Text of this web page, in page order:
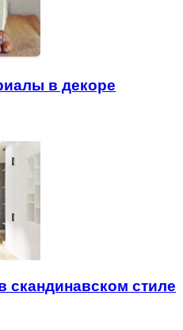
в декоре
скандинавском стиле